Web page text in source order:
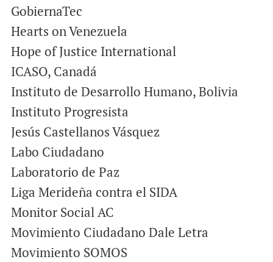
GobiernaTec
Hearts on Venezuela
Hope of Justice International
ICASO, Canadá
Instituto de Desarrollo Humano, Bolivia
Instituto Progresista
Jesús Castellanos Vásquez
Labo Ciudadano
Laboratorio de Paz
Liga Merideña contra el SIDA
Monitor Social AC
Movimiento Ciudadano Dale Letra
Movimiento SOMOS